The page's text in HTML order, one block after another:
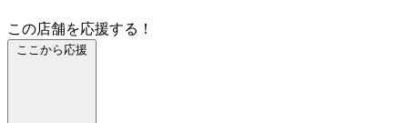
この店舗を応援する！
ここから応援